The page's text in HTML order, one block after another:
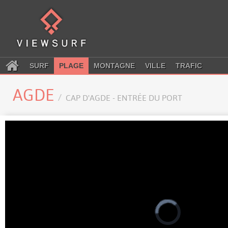
SURF PLAGE MONTAGNE VILLE TRAFIC
AGDE CAP D'AGDE - ENTRÉE DU PORT